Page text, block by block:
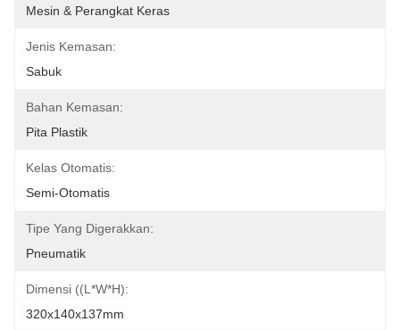
Mesin & Perangkat Keras
Jenis Kemasan:
Sabuk
Bahan Kemasan:
Pita Plastik
Kelas Otomatis:
Semi-Otomatis
Tipe Yang Digerakkan:
Pneumatik
Dimensi ((L*W*H):
320x140x137mm